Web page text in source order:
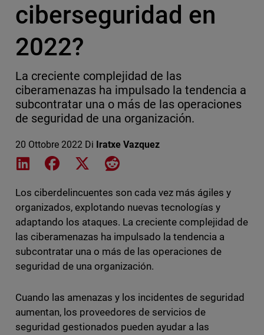
ciberseguridad en
2022?
La creciente complejidad de las
ciberamenazas ha impulsado la tendencia a
subcontratar una o más de las operaciones
de seguridad de una organización.
20 Ottobre 2022 Di Iratxe Vazquez
Share on LinkedIn
Share on Facebook
Share on XShare on Reddit
Los ciberdelincuentes son cada vez más ágiles y
organizados, explotando nuevas tecnologías y
adaptando los ataques. La creciente complejidad de
las ciberamenazas ha impulsado la tendencia a
subcontratar una o más de las operaciones de
seguridad de una organización.
Cuando las amenazas y los incidentes de seguridad
aumentan, los proveedores de servicios de
seguridad gestionados pueden ayudar a las